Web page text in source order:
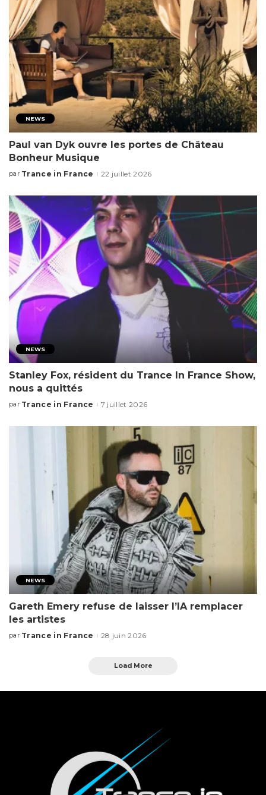
NEWS
Paul van Dyk ouvre les portes de Château
Bonheur Musique
par Trance in France 22 juillet 2026
NEWS
Stanley Fox, résident du Trance In France Show,
nous a quittés
par Trance in France 7 juillet 2026
NEWS
Gareth Emery refuse de laisser l’IA remplacer
les artistes
par Trance in France 28 juin 2026
Load More